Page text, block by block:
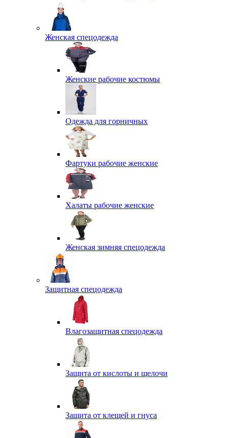
Женская спецодежда
Женские рабочие костюмы
Одежда для горничных
Фартуки рабочие женские
Халаты рабочие женские
Женская зимняя спецодежда
Защитная спецодежда
Влагозащитная спецодежда
Защита от кислоты и щелочи
Защита от клещей и гнуса